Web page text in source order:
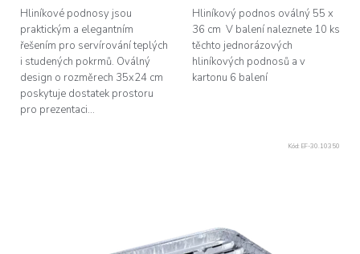
Hliníkové podnosy jsou
praktickým a elegantním
řešením pro servírování teplých
i studených pokrmů. Oválný
design o rozměrech 35x24 cm
poskytuje dostatek prostoru
pro prezentaci...
Hliníkový podnos oválný 55 x
36 cm V balení naleznete 10 ks
těchto jednorázových
hliníkových podnosů a v
kartonu 6 balení
Kód: EF-30.10350